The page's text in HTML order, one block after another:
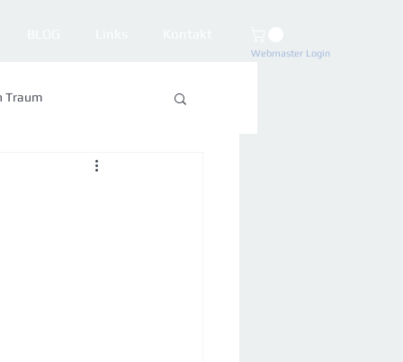
Webmaster Login
Traum